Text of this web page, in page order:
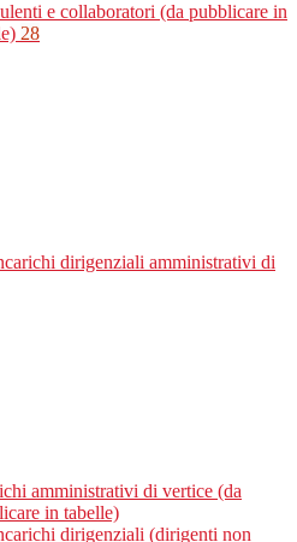
e collaboratori (da pubblicare in
28
dirigenziali amministrativi di
amministrativi di vertice (da
in tabelle)
dirigenziali (dirigenti non